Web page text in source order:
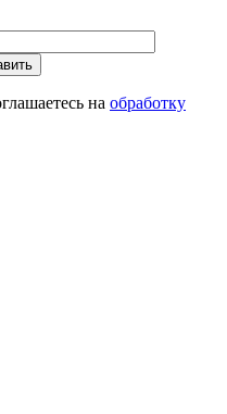
на обработку